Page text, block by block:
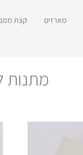
מארזים
קצת
מתנות